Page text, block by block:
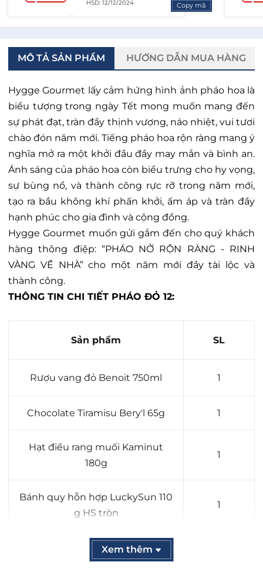
HSD: 12/12/2024 Copy mã
MÔ TẢ SẢN PHẨM HƯỚNG DẪN MUA HÀNG
Hygge Gourmet lấy cảm hứng hình ảnh pháo hoa là
biểu tượng trong ngày Tết mong muốn mang đến
sự phát đạt, tràn đầy thịnh vượng, náo nhiệt, vui tươi
chào đón năm mới. Tiếng pháo hoa rộn ràng mang ý
nghĩa mở ra một khởi đầu đầy may mắn và bình an.
Ánh sáng của pháo hoa còn biểu trưng cho hy vọng,
sự bùng nổ, và thành công rực rỡ trong năm mới,
tạo ra bầu không khí phấn khởi, ấm áp và tràn đầy
hạnh phúc cho gia đình và cộng đồng.
Hygge Gourmet muốn gửi gắm đến cho quý khách
hàng thông điệp: “PHÁO NỞ RỘN RÀNG - RINH
VÀNG VỀ NHÀ” cho một năm mới đầy tài lộc và
thành công.
THÔNG TIN CHI TIẾT PHÁO ĐỎ 12:
Sản phẩm SL
Rượu vang đỏ Benoit 750ml 1
Chocolate Tiramisu Bery'l 65g 1
Hạt điều rang muối Kaminut
180g
1
Bánh quy hỗn hợp LuckySun 110
g HS tròn
1
Mứt Dâu Preserves - Golden
Farm 210g
Xem thêm